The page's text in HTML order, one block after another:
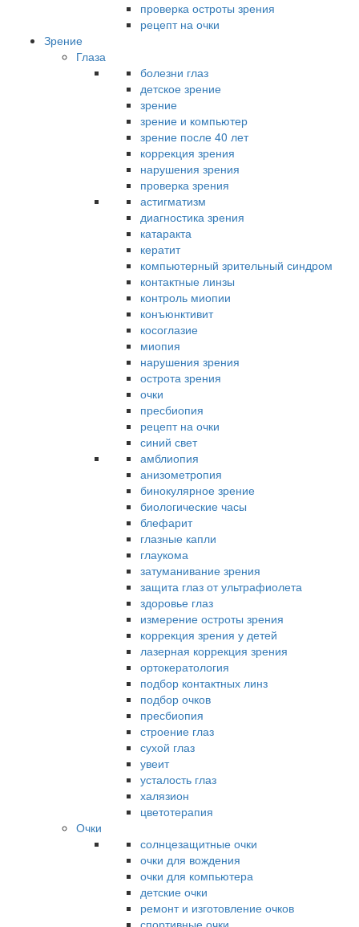
проверка остроты зрения
рецепт на очки
Зрение
Глаза
болезни глаз
детское зрение
зрение
зрение и компьютер
зрение после 40 лет
коррекция зрения
нарушения зрения
проверка зрения
астигматизм
диагностика зрения
катаракта
кератит
компьютерный зрительный синдром
контактные линзы
контроль миопии
конъюнктивит
косоглазие
миопия
нарушения зрения
острота зрения
очки
пресбиопия
рецепт на очки
синий свет
амблиопия
анизометропия
бинокулярное зрение
биологические часы
блефарит
глазные капли
глаукома
затуманивание зрения
защита глаз от ультрафиолета
здоровье глаз
измерение остроты зрения
коррекция зрения у детей
лазерная коррекция зрения
ортокератология
подбор контактных линз
подбор очков
пресбиопия
строение глаз
сухой глаз
увеит
усталость глаз
халязион
цветотерапия
Очки
солнцезащитные очки
очки для вождения
очки для компьютера
детские очки
ремонт и изготовление очков